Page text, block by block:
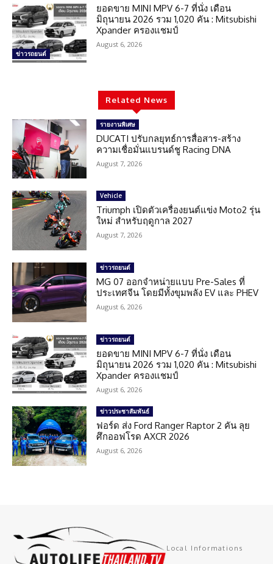
ข่าวรถยนต์
ยอดขาย MINI MPV 6-7 ที่นั่ง เดือน
มิถุนายน 2026 รวม 1,020 คัน : Mitsubishi
Xpander ครองแชมป์
August 6, 2026
Related News
รายงานพิเศษ
DUCATI ปรับกลยุทธ์การสื่อสาร-สร้าง
ความเชื่อมั่นแบรนด์ชู Racing DNA
August 7, 2026
Vehicle
Triumph เปิดตัวเครื่องยนต์แข่ง Moto2 รุ่น
ใหม่ สำหรับฤดูกาล 2027
August 7, 2026
ข่าวรถยนต์
MG 07 ออกจำหน่ายแบบ Pre-Sales ที่
ประเทศจีน โดยมีทั้งขุมพลัง EV และ PHEV
August 6, 2026
ข่าวรถยนต์
ยอดขาย MINI MPV 6-7 ที่นั่ง เดือน
มิถุนายน 2026 รวม 1,020 คัน : Mitsubishi
Xpander ครองแชมป์
August 6, 2026
ข่าวประชาสัมพันธ์
ฟอร์ด ส่ง Ford Ranger Raptor 2 คัน ลุย
ศึกออฟโรด AXCR 2026
August 6, 2026
Local Informations